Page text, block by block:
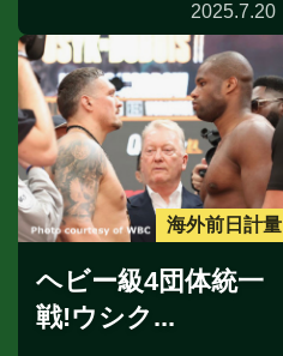
2025.7.20
海外前日計量
ヘビー級4団体統一
戦!ウシク...